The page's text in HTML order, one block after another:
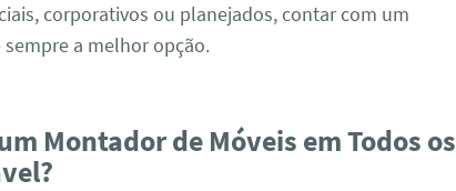
corporativos ou planejados, contar com um
a melhor opção.
Montador de Móveis em Todos os